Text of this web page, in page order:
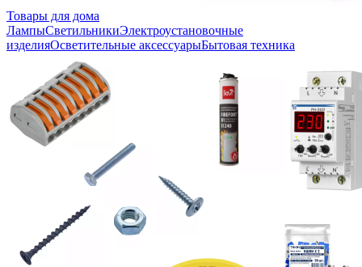
Товары для дома
ЛампыСветильникиЭлектроустановочные
изделияОсветительные аксессуарыБытовая техника